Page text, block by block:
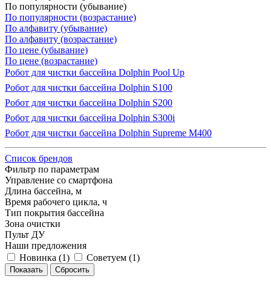
По популярности (убывание)
По популярности (возрастание)
По алфавиту (убывание)
По алфавиту (возрастание)
По цене (убывание)
По цене (возрастание)
Робот для чистки бассейна Dolphin Pool Up
Робот для чистки бассейна Dolphin S100
Робот для чистки бассейна Dolphin S200
Робот для чистки бассейна Dolphin S300i
Робот для чистки бассейна Dolphin Supreme M400
Список брендов
Фильтр по параметрам
Управление со смартфона
Длина бассейна, м
Время рабочего цикла, ч
Тип покрытия бассейна
Зона очистки
Пульт ДУ
Наши предложения
Новинка (1) Советуем (1)
Сбросить